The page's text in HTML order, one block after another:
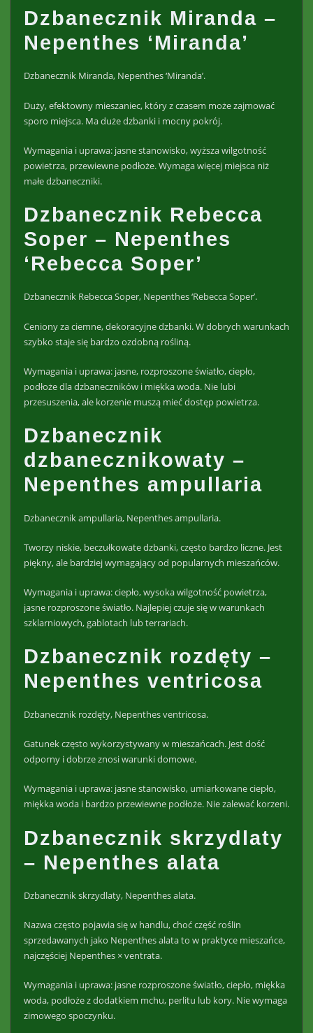
Dzbanecznik Miranda –
Nepenthes ‘Miranda’
Dzbanecznik Miranda, Nepenthes ‘Miranda’.
Duży, efektowny mieszaniec, który z czasem może zajmować
sporo miejsca. Ma duże dzbanki i mocny pokrój.
Wymagania i uprawa: jasne stanowisko, wyższa wilgotność
powietrza, przewiewne podłoże. Wymaga więcej miejsca niż
małe dzbaneczniki.
Dzbanecznik Rebecca
Soper – Nepenthes
‘Rebecca Soper’
Dzbanecznik Rebecca Soper, Nepenthes ‘Rebecca Soper’.
Ceniony za ciemne, dekoracyjne dzbanki. W dobrych warunkach
szybko staje się bardzo ozdobną rośliną.
Wymagania i uprawa: jasne, rozproszone światło, ciepło,
podłoże dla dzbaneczników i miękka woda. Nie lubi
przesuszenia, ale korzenie muszą mieć dostęp powietrza.
Dzbanecznik
dzbanecznikowaty –
Nepenthes ampullaria
Dzbanecznik ampullaria, Nepenthes ampullaria.
Tworzy niskie, beczułkowate dzbanki, często bardzo liczne. Jest
piękny, ale bardziej wymagający od popularnych mieszańców.
Wymagania i uprawa: ciepło, wysoka wilgotność powietrza,
jasne rozproszone światło. Najlepiej czuje się w warunkach
szklarniowych, gablotach lub terrariach.
Dzbanecznik rozdęty –
Nepenthes ventricosa
Dzbanecznik rozdęty, Nepenthes ventricosa.
Gatunek często wykorzystywany w mieszańcach. Jest dość
odporny i dobrze znosi warunki domowe.
Wymagania i uprawa: jasne stanowisko, umiarkowane ciepło,
miękka woda i bardzo przewiewne podłoże. Nie zalewać korzeni.
Dzbanecznik skrzydlaty
– Nepenthes alata
Dzbanecznik skrzydlaty, Nepenthes alata.
Nazwa często pojawia się w handlu, choć część roślin
sprzedawanych jako Nepenthes alata to w praktyce mieszańce,
najczęściej Nepenthes × ventrata.
Wymagania i uprawa: jasne rozproszone światło, ciepło, miękka
woda, podłoże z dodatkiem mchu, perlitu lub kory. Nie wymaga
zimowego spoczynku.